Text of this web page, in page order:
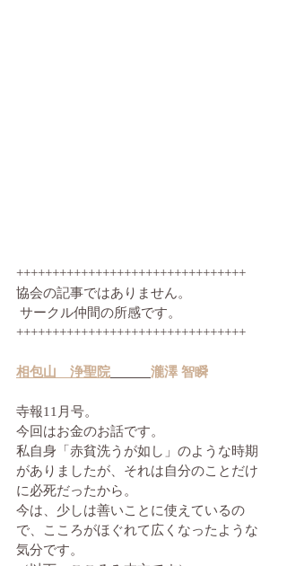
++++++++++++++++++++++++++++++++
協会の記事ではありません。
サークル仲間の所感です。
++++++++++++++++++++++++++++++++
相包山　浄聖院 瀧澤 智瞬
寺報11月号。
今回はお金のお話です。
私自身「赤貧洗うが如し」のような時期
がありましたが、それは自分のことだけ
に必死だったから。
今は、少しは善いことに使えているの
で、こころがほぐれて広くなったような
気分です。